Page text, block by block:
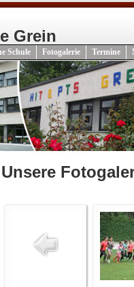
Grein
Schule Fotogalerie Termine
Unsere